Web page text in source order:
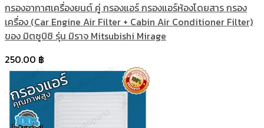
กรองอากาศเครื่องยนต์ คู่ กรองแอร์ กรองแอร์ห้องโดยสาร กรอง
เครื่อง (Car Engine Air Filter + Cabin Air Conditioner Filter)
ของ มิตซูบิชิ รุ่น มิราจ Mitsubishi Mirage
250.00 ฿